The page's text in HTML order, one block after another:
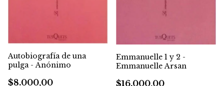
Autobiografía de una
pulga - Anónimo
$8.000,00
Emmanuelle 1 y 2 -
Emmanuelle Arsan
$16.000,00